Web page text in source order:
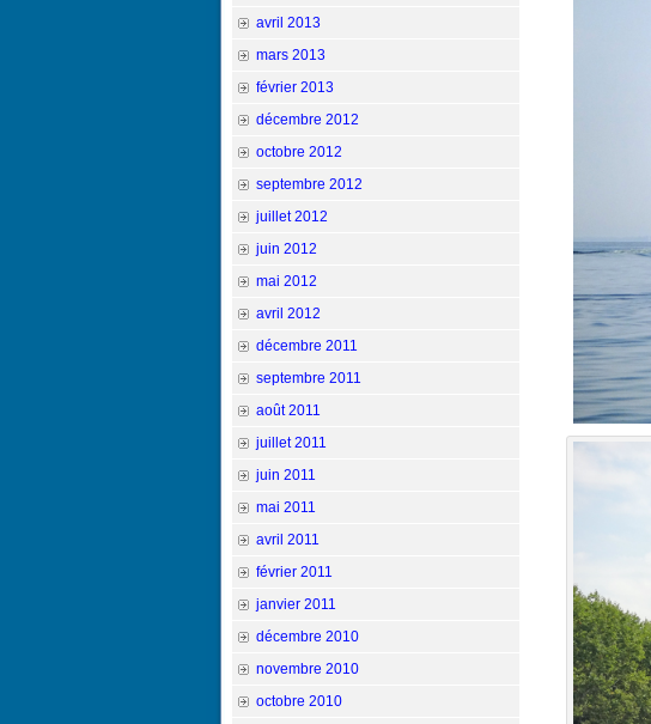
avril 2013
mars 2013
février 2013
décembre 2012
octobre 2012
septembre 2012
juillet 2012
juin 2012
mai 2012
avril 2012
décembre 2011
septembre 2011
août 2011
juillet 2011
juin 2011
mai 2011
avril 2011
février 2011
janvier 2011
décembre 2010
novembre 2010
octobre 2010